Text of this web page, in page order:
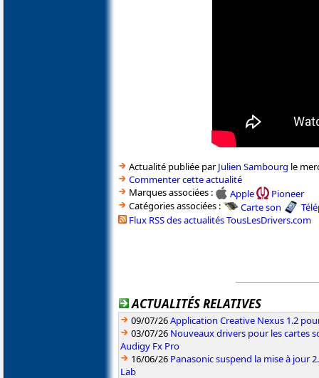
Actualité publiée parJulien Sambourg le
Commenter cette actualité
Marques associées :
Apple
Pioneer
Catégories associées :
Carte son
Flux RSS des actualités TousLesDrivers.com
ACTUALITÉS RELATIVES
09/07/26Application Creative Nexus 1.2
03/07/26 Nouveaux drivers pour les cartes
Audigy Fx Pro
16/06/26 Panasonic suspend la mise à jour
Lab